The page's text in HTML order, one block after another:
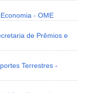
- OME
de Prêmios e
Terrestres -